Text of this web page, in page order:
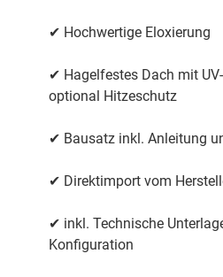
✔ Hochwertige Eloxierung
✔ Hagelfestes Dach mit
optional Hitzeschutz
✔ Bausatz inkl. Anleitung
✔ Direktimport vom
✔ inkl. Technische
Konfiguration